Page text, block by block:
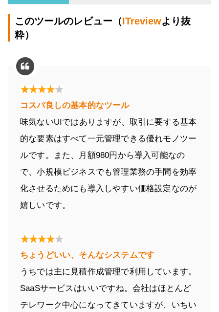
このツールのレビュー（ITreviewより抜
粋）
コスパ良しの基本的なツール
味気ないUIではありますが、取引に要する基本
的な要素はすべて一元管理できる優れモノツー
ルです。また、月額980円から導入可能なの
で、小規模ビジネスでも管理業務の手間を効率
化させるためにも導入しやすい価格設定なのが
嬉しいです。
ちょうどいい、そんなシステムです
うちでは主に見積作成管理で利用しています。
SaaSサービスはいいですね。会社はほとんど
テレワーク中心になってきていますが、いちい